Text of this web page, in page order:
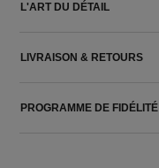
L'ART DU DÉTAIL
LIVRAISON & RETOURS
PROGRAMME DE FIDÉLITÉ